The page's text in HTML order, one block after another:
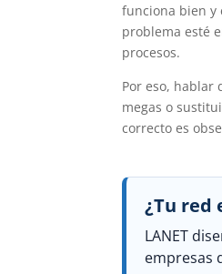
funciona bien y
problema esté
procesos.
Por eso, hablar
megas o
correcto es
¿Tu red
LANET
empresas